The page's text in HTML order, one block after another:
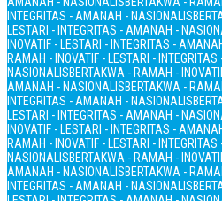
INTEGRITAS - AMANAH - NASIONALIS
LESTARI - INTEGRITAS - AMANAH -
INOVATIF - LESTARI - INTEGRITAS -
RAMAH - INOVATIF - LESTARI -
NASIONALISBERTAKWA - RAMAH -
AMANAH - NASIONALISBERTAKWA -
INTEGRITAS - AMANAH - NASIONALIS
LESTARI - INTEGRITAS - AMANAH -
INOVATIF - LESTARI - INTEGRITAS -
RAMAH - INOVATIF - LESTARI -
NASIONALISBERTAKWA - RAMAH -
AMANAH - NASIONALISBERTAKWA -
INTEGRITAS - AMANAH - NASIONALIS